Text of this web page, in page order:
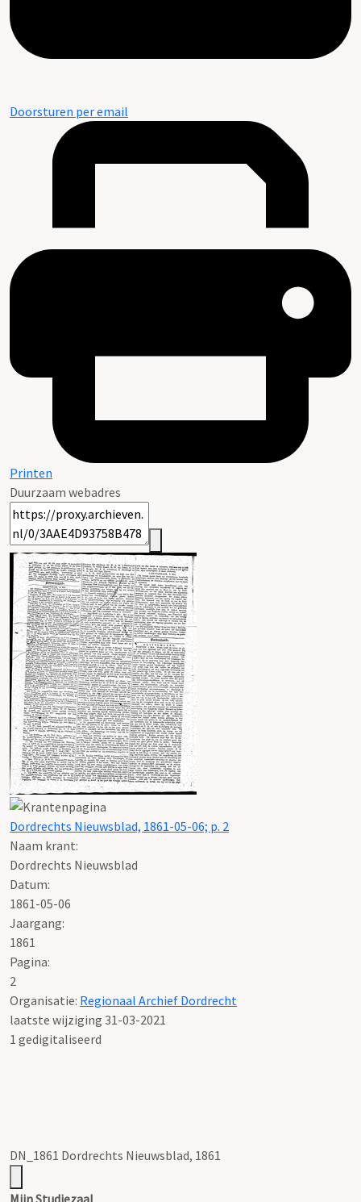
Doorsturen per email
Printen
Duurzaam webadres
Dordrechts Nieuwsblad, 1861-05-06; p. 2
Naam krant:
Dordrechts Nieuwsblad
Datum:
1861-05-06
Jaargang:
1861
Pagina:
2
Organisatie: Regionaal Archief Dordrecht
laatste wijziging 31-03-2021
1 gedigitaliseerd
DN_1861 Dordrechts Nieuwsblad, 1861
Mijn Studiezaal